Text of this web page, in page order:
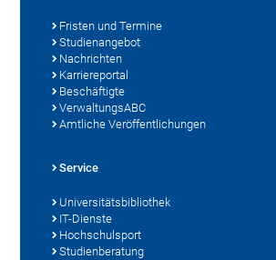
Fristen und Termine
Studienangebot
Nachrichten
Karriereportal
Beschäftigte
VerwaltungsABC
Amtliche Veröffentlichungen
Service
Universitätsbibliothek
IT-Dienste
Hochschulsport
Studienberatung